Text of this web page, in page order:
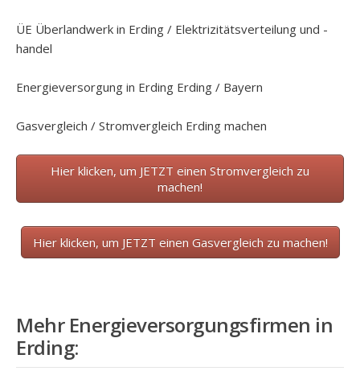
ÜE Überlandwerk in Erding / Elektrizitätsverteilung und -
handel
Energieversorgung in Erding Erding / Bayern
Gasvergleich / Stromvergleich Erding machen
Hier klicken, um JETZT einen Stromvergleich zu
machen!
Hier klicken, um JETZT einen Gasvergleich zu machen!
Mehr Energieversorgungsfirmen in
Erding: